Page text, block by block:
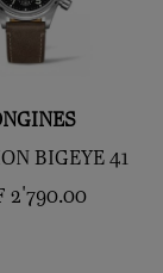
BIGEYE 41
2'790.00